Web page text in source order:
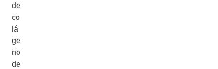
de
co
lá
ge
no
de